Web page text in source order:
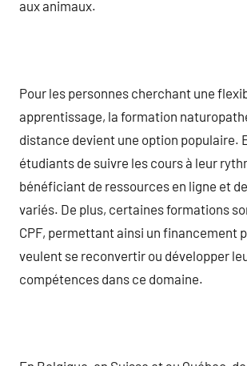
aux animaux.
Pour les personnes cherchant une
apprentissage, la formation
distance devient une option populaire.
étudiants de suivre les cours à leur
bénéficiant de ressources en ligne et
variés. De plus, certaines formations
CPF, permettant ainsi un financement
veulent se reconvertir ou développer
compétences dans ce domaine.